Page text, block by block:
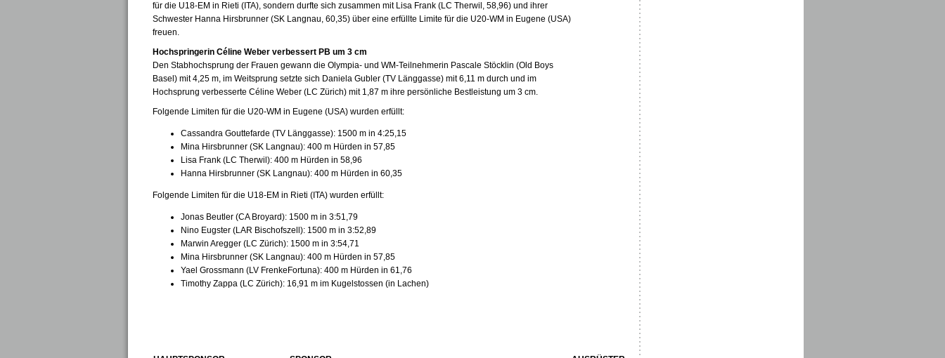
für die U18-EM in Rieti (ITA), sondern durfte sich zusammen mit Lisa Frank (LC Therwil, 58,96) und ihrer
Schwester Hanna Hirsbrunner (SK Langnau, 60,35) über eine erfüllte Limite für die U20-WM in Eugene (USA)
freuen.
Hochspringerin Céline Weber verbessert PB um 3 cm
Den Stabhochsprung der Frauen gewann die Olympia- und WM-Teilnehmerin Pascale Stöcklin (Old Boys
Basel) mit 4,25 m, im Weitsprung setzte sich Daniela Gubler (TV Länggasse) mit 6,11 m durch und im
Hochsprung verbesserte Céline Weber (LC Zürich) mit 1,87 m ihre persönliche Bestleistung um 3 cm.
Folgende Limiten für die U20-WM in Eugene (USA) wurden erfüllt:
Cassandra Gouttefarde (TV Länggasse): 1500 m in 4:25,15
Mina Hirsbrunner (SK Langnau): 400 m Hürden in 57,85
Lisa Frank (LC Therwil): 400 m Hürden in 58,96
Hanna Hirsbrunner (SK Langnau): 400 m Hürden in 60,35
Folgende Limiten für die U18-EM in Rieti (ITA) wurden erfüllt:
Jonas Beutler (CA Broyard): 1500 m in 3:51,79
Nino Eugster (LAR Bischofszell): 1500 m in 3:52,89
Marwin Aregger (LC Zürich): 1500 m in 3:54,71
Mina Hirsbrunner (SK Langnau): 400 m Hürden in 57,85
Yael Grossmann (LV FrenkeFortuna): 400 m Hürden in 61,76
Timothy Zappa (LC Zürich): 16,91 m im Kugelstossen (in Lachen)